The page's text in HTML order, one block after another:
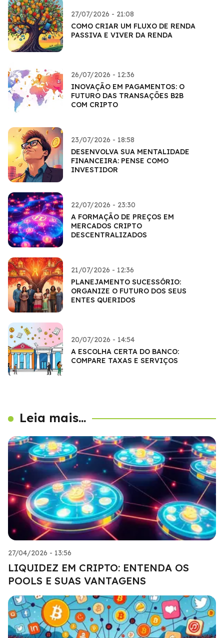
27/07/2026 - 21:08
COMO CRIAR UM FLUXO DE RENDA
PASSIVA E VIVER DA RENDA
26/07/2026 - 12:36
INOVAÇÃO EM PAGAMENTOS: O
FUTURO DAS TRANSAÇÕES B2B
COM CRIPTO
23/07/2026 - 18:58
DESENVOLVA SUA MENTALIDADE
FINANCEIRA: PENSE COMO
INVESTIDOR
22/07/2026 - 23:30
A FORMAÇÃO DE PREÇOS EM
MERCADOS CRIPTO
DESCENTRALIZADOS
21/07/2026 - 12:36
PLANEJAMENTO SUCESSÓRIO:
ORGANIZE O FUTURO DOS SEUS
ENTES QUERIDOS
20/07/2026 - 14:54
A ESCOLHA CERTA DO BANCO:
COMPARE TAXAS E SERVIÇOS
Leia mais...
27/04/2026 - 13:56
LIQUIDEZ EM CRIPTO: ENTENDA OS
POOLS E SUAS VANTAGENS